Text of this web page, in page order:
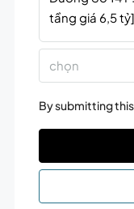
chọn
By submitting